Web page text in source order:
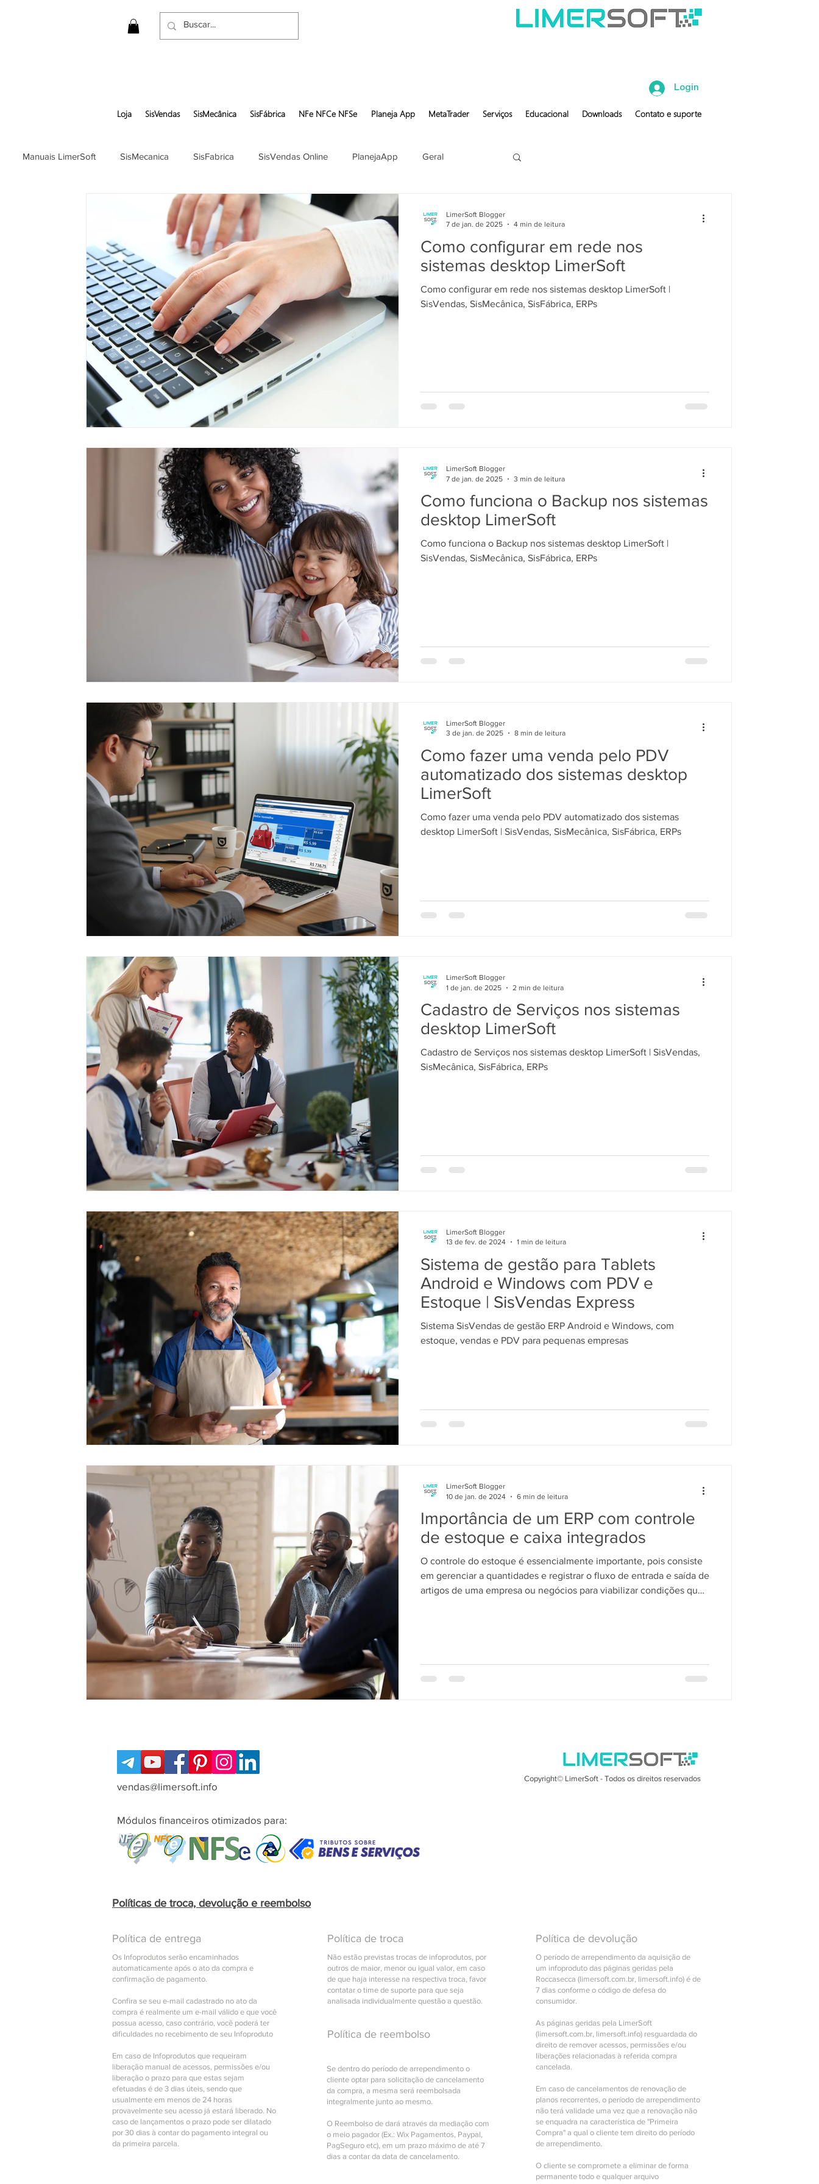
Login
Loja SisVendas SisMecânica SisFábrica NFe NFCe NFSe Planeja App MetaTrader Serviços Educacional Downloads Contato e suporte
Manuais LimerSoft SisMecanica SisFabrica SisVendas Online PlanejaApp Geral
Como configurar em rede nos
sistemas desktop LimerSoft
Como configurar em rede nos sistemas desktop LimerSoft |
SisVendas, SisMecânica, SisFábrica, ERPs
LimerSoft Blogger
7 de jan. de 2025
4 min de leitura
Como funciona o Backup nos sistemas
desktop LimerSoft
Como funciona o Backup nos sistemas desktop LimerSoft |
SisVendas, SisMecânica, SisFábrica, ERPs
LimerSoft Blogger
7 de jan. de 2025
3 min de leitura
Como fazer uma venda pelo PDV
automatizado dos sistemas desktop
LimerSoft
Como fazer uma venda pelo PDV automatizado dos sistemas
desktop LimerSoft | SisVendas, SisMecânica, SisFábrica, ERPs
LimerSoft Blogger
3 de jan. de 2025
8 min de leitura
Cadastro de Serviços nos sistemas
desktop LimerSoft
Cadastro de Serviços nos sistemas desktop LimerSoft | SisVendas,
SisMecânica, SisFábrica, ERPs
LimerSoft Blogger
1 de jan. de 2025
2 min de leitura
Sistema de gestão para Tablets
Android e Windows com PDV e
Estoque | SisVendas Express
Sistema SisVendas de gestão ERP Android e Windows, com
estoque, vendas e PDV para pequenas empresas
LimerSoft Blogger
13 de fev. de 2024
1 min de leitura
Importância de um ERP com controle
de estoque e caixa integrados
O controle do estoque é essencialmente importante, pois consiste
em gerenciar a quantidades e registrar o fluxo de entrada e saída de
artigos de uma empresa ou negócios para viabilizar condições que
LimerSoft Blogger
10 de jan. de 2024
6 min de leitura
vendas@limersoft.info
Copyright© LimerSoft - Todos os direitos reservados
Módulos financeiros otimizados para:
Políticas de troca, devolução e reembolso
Política de entrega
Os Infoprodutos serão encaminhados
automaticamente após o ato da compra e
confirmação de pagamento.
Confira se seu e-mail cadastrado no ato da
compra é realmente um e-mail válido e que você
possua acesso, caso contrário, você poderá ter
dificuldades no recebimento de seu Infoproduto
Em caso de Infoprodutos que requeiram
liberação manual de acessos, permissões e/ou
liberação o prazo para que estas sejam
efetuadas é de 3 dias úteis, sendo que
usualmente em menos de 24 horas
provavelmente seu acesso já estará liberado. No
caso de lançamentos o prazo pode ser dilatado
por 30 dias à contar do pagamento integral ou
da primeira parcela.
Política de troca
Não estão previstas trocas de infoprodutos, por
outros de maior, menor ou igual valor, em caso
de que haja interesse na respectiva troca, favor
contatar o time de suporte para que seja
analisada individualmente questão a questão.
Política de reembolso
Se dentro do período de arrependimento o
cliente optar para solicitação de cancelamento
da compra, a mesma será reembolsada
integralmente junto ao mesmo.
O Reembolso de dará através da mediação com
o meio pagador (Ex.: Wix Pagamentos, Paypal,
PagSeguro etc), em um prazo máximo de até 7
dias a contar da data de cancelamento.
Política de devolução
O período de arrependimento da aquisição de
um infoproduto das páginas geridas pela
Roccasecca (limersoft.com.br, limersoft.info) é de
7 dias conforme o código de defesa do
consumidor.
As páginas geridas pela LimerSoft
(limersoft.com.br, limersoft.info) resguardada do
direito de remover acessos, permissões e/ou
liberações relacionadas à referida compra
cancelada.
Em caso de cancelamentos de renovação de
planos recorrentes, o período de arrependimento
não terá validade uma vez que a renovação não
se enquadra na característica de "Primeira
Compra" a qual o cliente tem direito do período
de arrependimento.
O cliente se compromete a eliminar de forma
permanente todo e qualquer arquivo